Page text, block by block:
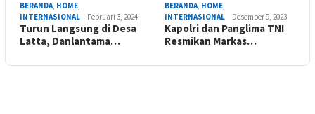
BERANDA, HOME,
INTERNASIONAL
Februari 3, 2024
Turun Langsung di Desa
Latta, Danlantama…
BERANDA, HOME,
INTERNASIONAL
Desember 9, 2023
Kapolri dan Panglima TNI
Resmikan Markas…